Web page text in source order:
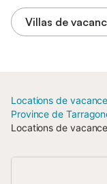
Villas de
Locations de
Province de
Locations de